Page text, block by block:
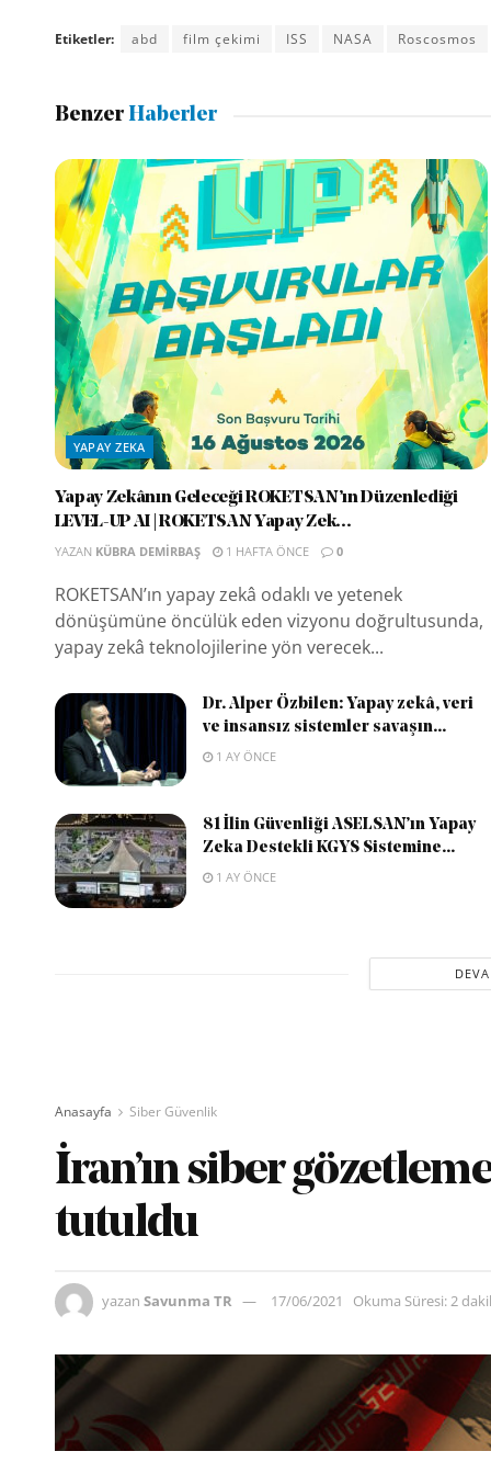
Etiketler: abd film çekimi ISS NASA Roscosmos
BenzerHaberler
YAPAY ZEKA
Yapay Zekânın Geleceği ROKETSAN’ın Düzenlediği
LEVEL-UP AI | ROKETSAN Yapay Zek...
YAZAN KÜBRA DEMIRBAŞ 1 HAFTA ÖNCE 0
ROKETSAN’ın yapay zekâ odaklı ve yetenek
dönüşümüne öncülük eden vizyonu doğrultusunda,
yapay zekâ teknolojilerine yön verecek...
Dr. Alper Özbilen: Yapay zekâ, veri
ve insansız sistemler savaşın...
1 AY ÖNCE
81 İlin Güvenliği ASELSAN’ın Yapay
Zeka Destekli KGYS Sistemine...
1 AY ÖNCE
Anasayfa Siber Güvenlik
İran’ın siber
tutuldu
yazan Savunma TR 17/06/2021 Okuma Süresi: 2